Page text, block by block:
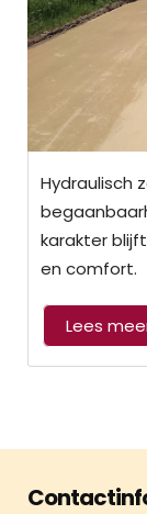
Hydraulisch
karakter
en comfort.
Lees